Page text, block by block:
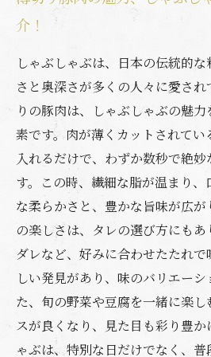
介！
しゃぶしゃぶは、日本の伝統的
さと奥深さが多くの人々に愛さ
りの豚肉は、しゃぶしゃぶの魅
素です。肉が薄くカットされてい
入れるだけで、わずか数秒で絶
す。この時、繊細な脂が温まり、
な柔らかさと、豊かな旨味が広
の楽しさは、タレの選び方にも
ダレなど、好みに合わせたたれ
しい発見があり、味のバリエー
た、旬の野菜や豆腐を一緒に楽
スが良くなり、見た目も彩り豊
ゃぶは、特別な日だけでなく、普